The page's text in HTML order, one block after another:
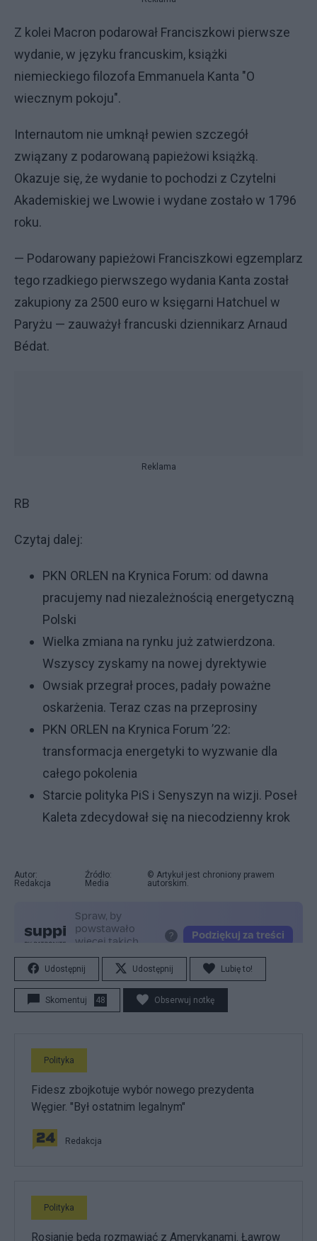
Z kolei Macron podarował Franciszkowi pierwsze
wydanie, w języku francuskim, książki
niemieckiego filozofa Emmanuela Kanta "O
wiecznym pokoju".
Internautom nie umknął pewien szczegół
związany z podarowaną papieżowi książką.
Okazuje się, że wydanie to pochodzi z Czytelni
Akademiskiej we Lwowie i wydane zostało w 1796
roku.
— Podarowany papieżowi Franciszkowi egzemplarz
tego rzadkiego pierwszego wydania Kanta został
zakupiony za 2500 euro w księgarni Hatchuel w
Paryżu — zauważył francuski dziennikarz Arnaud
Bédat.
Reklama
RB
Czytaj dalej:
PKN ORLEN na Krynica Forum: od dawna
pracujemy nad niezależnością energetyczną
Polski
Wielka zmiana na rynku już zatwierdzona.
Wszyscy zyskamy na nowej dyrektywie
Owsiak przegrał proces, padały poważne
oskarżenia. Teraz czas na przeprosiny
PKN ORLEN na Krynica Forum ’22:
transformacja energetyki to wyzwanie dla
całego pokolenia
Starcie polityka PiS i Senyszyn na wizji. Poseł
Kaleta zdecydował się na niecodzienny krok
Autor:
Redakcja
Źródło:
Media
© Artykuł jest chroniony prawem
autorskim.
Udostępnij Udostępnij Lubię to!
Skomentuj 48 Obserwuj notkę
Polityka
Fidesz zbojkotuje wybór nowego prezydenta
Węgier. "Był ostatnim legalnym"
Redakcja
Polityka
Rosjanie będą rozmawiać z Amerykanami. Ławrow